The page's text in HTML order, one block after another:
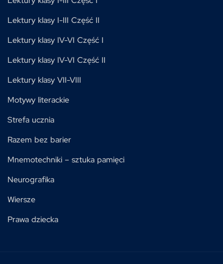
Lektury klasy I-III Część II
Lektury klasy IV-VI Część I
Lektury klasy IV-VI Część II
Lektury klasy VII-VIII
Motywy literackie
Strefa ucznia
Razem bez barier
Mnemotechniki – sztuka pamięci
Neurografika
Wiersze
Prawa dziecka